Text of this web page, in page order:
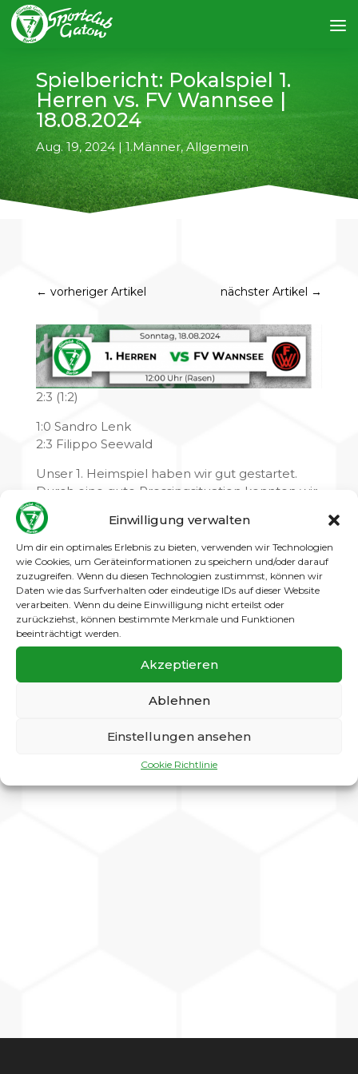
Einwilligung verwalten
Um dir ein optimales Erlebnis zu bieten, verwenden wir Technologien
wie Cookies, um Geräteinformationen zu speichern und/oder darauf
zuzugreifen. Wenn du diesen Technologien zustimmst, können wir
Daten wie das Surfverhalten oder eindeutige IDs auf dieser Website
verarbeiten. Wenn du deine Einwilligung nicht erteilst oder
zurückziehst, können bestimmte Merkmale und Funktionen
beeinträchtigt werden.
Akzeptieren
Ablehnen
Einstellungen ansehen
Cookie Richtlinie
Spielbericht: Pokalspiel 1.
Herren vs. FV Wannsee |
18.08.2024
Aug. 19, 2024|1.Männer,Allgemein
← vorheriger Artikel nächster Artikel →
2:3 (1:2)
1:0 Sandro Lenk
2:3 Filippo Seewald
Unser 1. Heimspiel haben wir gut gestartet.
Durch eine gute Pressingsituation konnten wir
1:0 in Führung gehen. Leider haben uns 1
Torwartfehler und eine Abseitssituation vor
dem Eckball die Halbzeit-Führung gekostet.
Trotz des Rückstandes hat die Mannschaft in
der 2. Halbzeit versucht das Spiel zu drehen.
Leider hat wiedermal eine
Schiedsrichterentscheidung, 1:3 klares Abseits,
das Spiel zu Gunsten des Gegners
und sich mit dem 2. Tor nochmal belohnt hat.